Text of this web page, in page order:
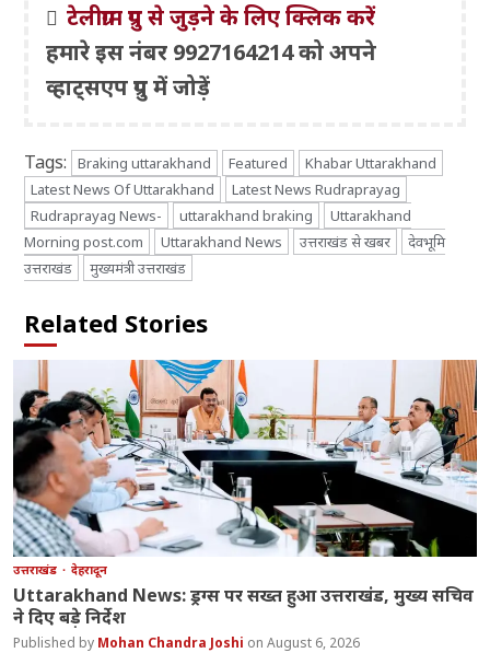
टेलीग्राम ग्रुप से जुड़ने के लिए क्लिक करें
हमारे इस नंबर 9927164214 को अपने
व्हाट्सएप ग्रुप में जोड़ें
Tags: Braking uttarakhand Featured
Khabar Uttarakhand
Latest News Of Uttarakhand
Latest News Rudraprayag
Rudraprayag News-
uttarakhand braking
Uttarakhand
Morning post.com
Uttarakhand News उत्तराखंड से खबर
देवभूमि
उत्तराखंड
मुख्यमंत्री उत्तराखंड
Related Stories
उत्तराखंड देहरादून
Uttarakhand News: ड्रग्स पर सख्त हुआ उत्तराखंड, मुख्य सचिव
ने दिए बड़े निर्देश
Mohan Chandra Joshi August 6, 2026